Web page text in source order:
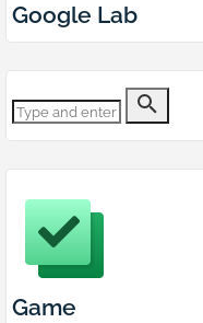
Google Lab
Game